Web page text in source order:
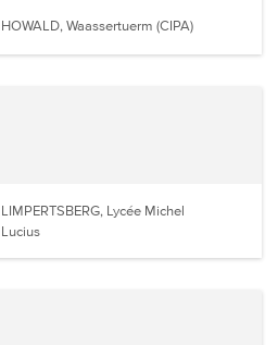
HOWALD, Waassertuerm (CIPA)
LIMPERTSBERG, Lycée Michel
Lucius